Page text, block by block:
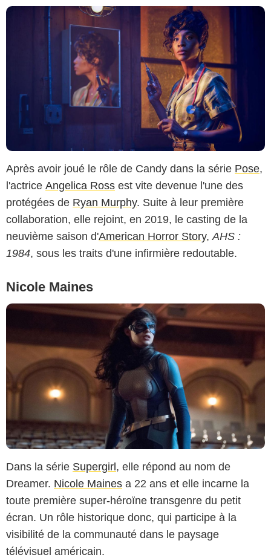
Après avoir joué le rôle de Candy dans la série Pose,
l'actrice Angelica Ross est vite devenue l'une des
protégées de Ryan Murphy. Suite à leur première
collaboration, elle rejoint, en 2019, le casting de la
neuvième saison d'American Horror Story,AHS :
1984, sous les traits d'une infirmière redoutable.
Nicole Maines
Dans la série Supergirl , elle répond au nom de
Dreamer. Nicole Maines a 22 ans et elle incarne la
toute première super-héroïne transgenre du petit
écran. Un rôle historique donc, qui participe à la
visibilité de la communauté dans le paysage
télévisuel américain.